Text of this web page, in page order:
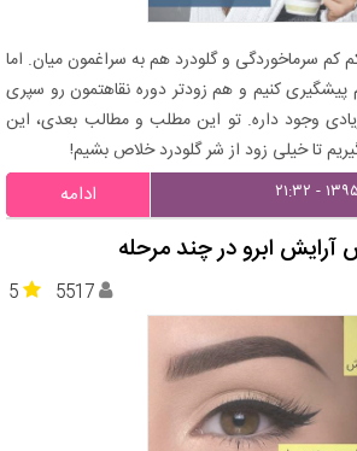
کم سرماخوردگی و گلودرد هم به سراغمون میان. اما
پیشگیری کنیم و هم زودتر دوره نقاهتمون رو سپری
وجود داره. تو این مطلب و مطالب بعدی، این
تا خیلی زود از شر گلودرد خلاص بشیم!
ادامه
آرایش ابرو در چند مرحله
5 5517